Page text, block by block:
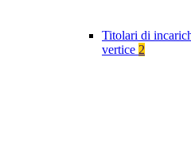
Titolari di
vertice 2